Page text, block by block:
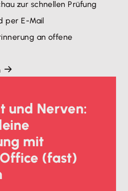
zur schnellen Prüfung
per E-Mail
an offene
und Nerven:
mit
(fast)